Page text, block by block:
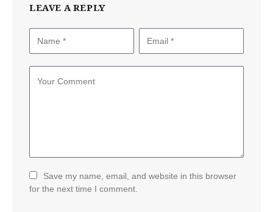
LEAVE A REPLY
Save my name, email, and website in this browser
for the next time I comment.